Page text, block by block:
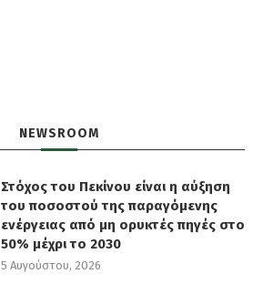
NEWSROOM
Στόχος του Πεκίνου είναι η αύξηση
του ποσοστού της παραγόμενης
ενέργειας από μη ορυκτές πηγές στο
50% μέχρι το 2030
5 Αυγούστου, 2026